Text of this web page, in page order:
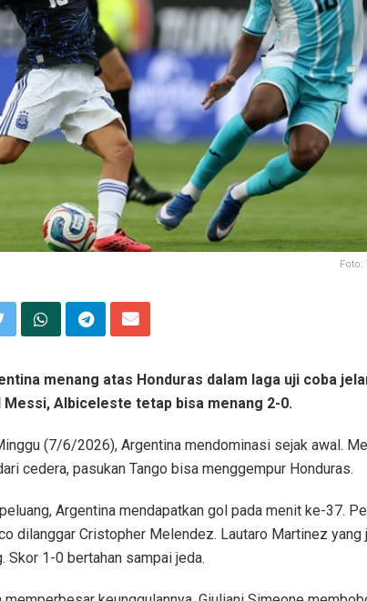
Foto:
menang atas Honduras dalam laga uji coba
Messi, Albiceleste tetap bisa menang 2-0.
(7/6/2026), Argentina mendominasi sejak awal.
cedera, pasukan Tango bisa menggempur Honduras.
Argentina mendapatkan gol pada menit ke-37.
dilanggar Cristopher Melendez. Lautaro Martinez
Skor 1-0 bertahan sampai jeda.